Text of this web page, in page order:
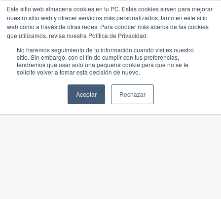
Este sitio web almacena cookies en tu PC. Estas cookies sirven para mejorar
nuestro sitio web y ofrecer servicios más personalizados, tanto en este sitio
web como a través de otras redes. Para conocer más acerca de las cookies
que utilizamos, revisa nuestra Política de Privacidad.
No haremos seguimiento de tu información cuando visites nuestro
sitio. Sin embargo, con el fin de cumplir con tus preferencias,
tendremos que usar solo una pequeña cookie para que no se te
solicite volver a tomar esta decisión de nuevo.
Aceptar Rechazar